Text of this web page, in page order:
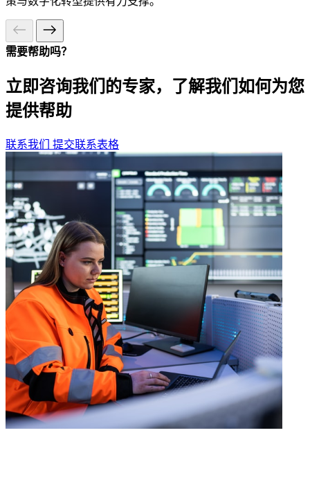
需要帮助吗？
立即咨询我们的专家，了解我们如何为您
提供帮助
联系我们 提交联系表格